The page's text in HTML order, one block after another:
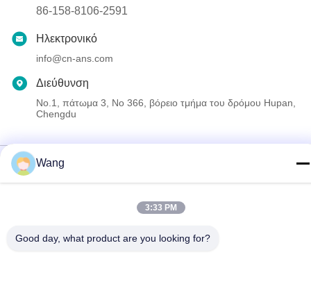
86-158-8106-2591
Ηλεκτρονικό
info@cn-ans.com
Διεύθυνση
No.1, πάτωμα 3, Νο 366, βόρειο τμήμα του δρόμου Hupan,
Chengdu
Καλή ποιότητα της Κίνας Τύπος - 2 EV που χρεώνει τα καλώδια
Honors Technology Co.,Ltd . Διατηρούνται όλα τα πνευματικά
Wang
3:33 PM
Good day, what product are you looking for?